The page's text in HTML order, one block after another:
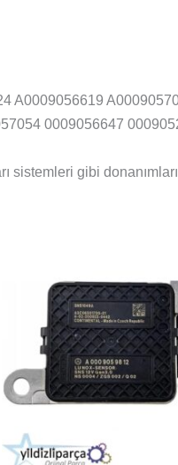
A0009056619
0009056647
gibi